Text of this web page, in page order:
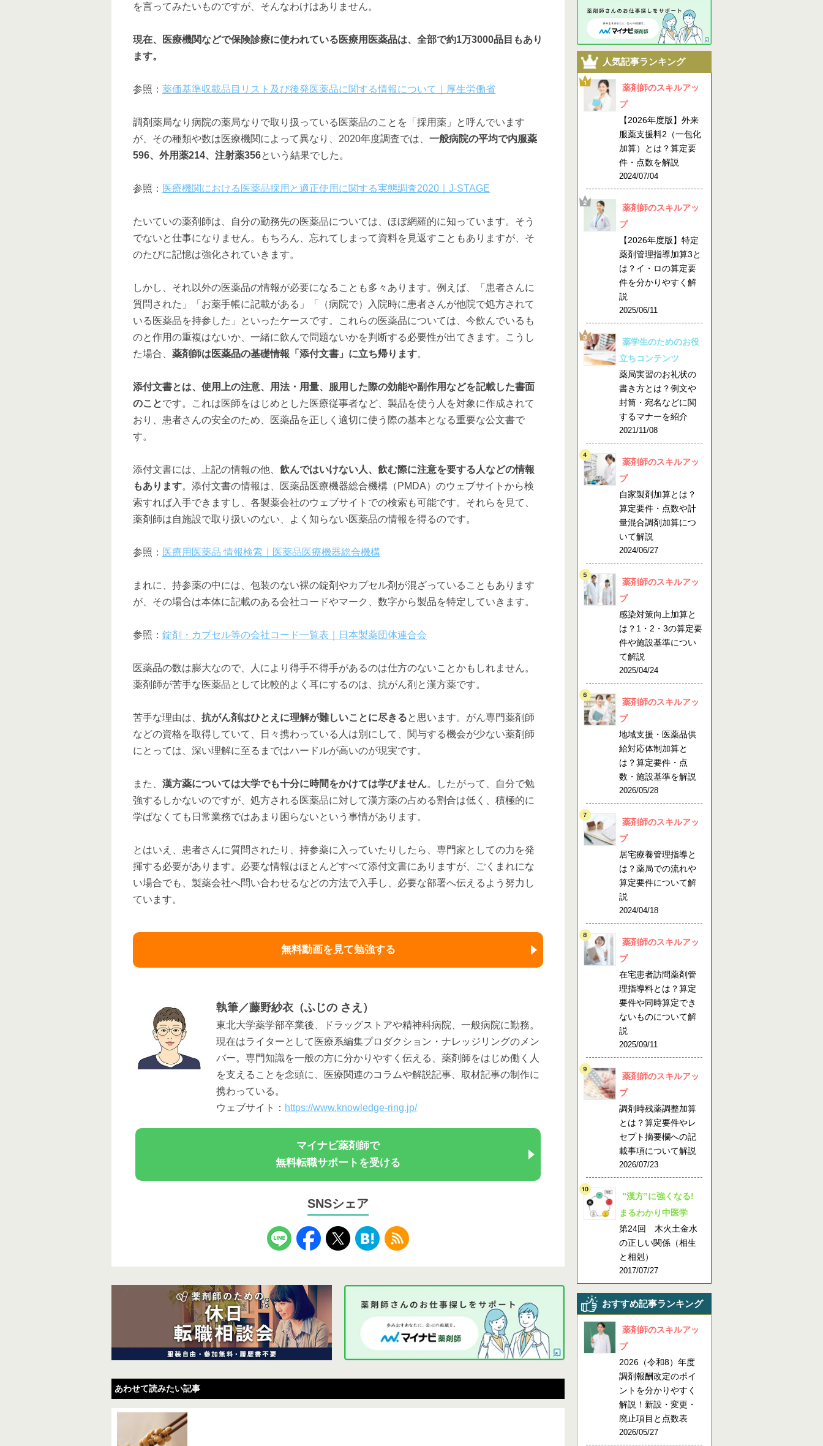
を言ってみたいものですが、そんなわけはありません。
現在、医療機関などで保険診療に使われている医療用医薬品は、全部で約1万3000品目もあり
ます。
参照： 薬価基準収載品目リスト及び後発医薬品に関する情報について｜厚生労働省
調剤薬局なり病院の薬局なりで取り扱っている医薬品のことを「採用薬」と呼んでいます
が、その種類や数は医療機関によって異なり、2020年度調査では、 一般病院の平均で内服薬
596、外用薬214、注射薬356という結果でした。
参照： 医療機関における医薬品採用と適正使用に関する実態調査2020｜J-STAGE
たいていの薬剤師は、自分の勤務先の医薬品については、ほぼ網羅的に知っています。そう
でないと仕事になりません。もちろん、忘れてしまって資料を見返すこともありますが、そ
のたびに記憶は強化されていきます。
しかし、それ以外の医薬品の情報が必要になることも多々あります。例えば、「患者さんに
質問された」「お薬手帳に記載がある」「（病院で）入院時に患者さんが他院で処方されて
いる医薬品を持参した」といったケースです。これらの医薬品については、今飲んでいるも
のと作用の重複はないか、一緒に飲んで問題ないかを判断する必要性が出てきます。こうし
た場合、 薬剤師は医薬品の基礎情報「添付文書」に立ち帰ります。
添付文書とは、使用上の注意、用法・用量、服用した際の効能や副作用などを記載した書面
のことです。これは医師をはじめとした医療従事者など、製品を使う人を対象に作成されて
おり、患者さんの安全のため、医薬品を正しく適切に使う際の基本となる重要な公文書で
す。
添付文書には、上記の情報の他、 飲んではいけない人、飲む際に注意を要する人などの情報
もあります。添付文書の情報は、医薬品医療機器総合機構（PMDA）のウェブサイトから検
索すれば入手できますし、各製薬会社のウェブサイトでの検索も可能です。それらを見て、
薬剤師は自施設で取り扱いのない、よく知らない医薬品の情報を得るのです。
参照： 医療用医薬品 情報検索｜医薬品医療機器総合機構
まれに、持参薬の中には、包装のない裸の錠剤やカプセル剤が混ざっていることもあります
が、その場合は本体に記載のある会社コードやマーク、数字から製品を特定していきます。
参照： 錠剤・カプセル等の会社コード一覧表｜日本製薬団体連合会
医薬品の数は膨大なので、人により得手不得手があるのは仕方のないことかもしれません。
薬剤師が苦手な医薬品として比較的よく耳にするのは、抗がん剤と漢方薬です。
苦手な理由は、 抗がん剤はひとえに理解が難しいことに尽きると思います。がん専門薬剤師
などの資格を取得していて、日々携わっている人は別にして、関与する機会が少ない薬剤師
にとっては、深い理解に至るまではハードルが高いのが現実です。
また、 漢方薬については大学でも十分に時間をかけては学びません。したがって、自分で勉
強するしかないのですが、処方される医薬品に対して漢方薬の占める割合は低く、積極的に
学ばなくても日常業務ではあまり困らないという事情があります。
とはいえ、患者さんに質問されたり、持参薬に入っていたりしたら、専門家としての力を発
揮する必要があります。必要な情報はほとんどすべて添付文書にありますが、ごくまれにな
い場合でも、製薬会社へ問い合わせるなどの方法で入手し、必要な部署へ伝えるよう努力し
ています。
無料動画を見て勉強する
執筆／藤野紗衣（ふじの さえ）
東北大学薬学部卒業後、ドラッグストアや精神科病院、一般病院に勤務。
現在はライターとして医療系編集プロダクション・ナレッジリングのメン
バー。専門知識を一般の方に分かりやすく伝える、薬剤師をはじめ働く人
を支えることを念頭に、医療関連のコラムや解説記事、取材記事の制作に
携わっている。
ウェブサイト： https://www.knowledge-ring.jp/
マイナビ薬剤師で
無料転職サポートを受ける
SNSシェア
あわせて読みたい記事
人気記事ランキング
薬剤師のスキルアッ
プ
【2026年度版】外来
服薬支援料2（一包化
加算）とは？算定要
件・点数を解説
2024/07/04
薬剤師のスキルアッ
プ
【2026年度版】特定
薬剤管理指導加算3と
は？イ・ロの算定要
件を分かりやすく解
説
2025/06/11
薬学生のためのお役
立ちコンテンツ
薬局実習のお礼状の
書き方とは？例文や
封筒・宛名などに関
するマナーを紹介
2021/11/08
薬剤師のスキルアッ
プ
自家製剤加算とは？
算定要件・点数や計
量混合調剤加算につ
いて解説
2024/06/27
薬剤師のスキルアッ
プ
感染対策向上加算と
は？1・2・3の算定要
件や施設基準につい
て解説
2025/04/24
薬剤師のスキルアッ
プ
地域支援・医薬品供
給対応体制加算と
は？算定要件・点
数・施設基準を解説
2026/05/28
薬剤師のスキルアッ
プ
居宅療養管理指導と
は？薬局での流れや
算定要件について解
説
2024/04/18
薬剤師のスキルアッ
プ
在宅患者訪問薬剤管
理指導料とは？算定
要件や同時算定でき
ないものについて解
説
2025/09/11
薬剤師のスキルアッ
プ
調剤時残薬調整加算
とは？算定要件やレ
セプト摘要欄への記
載事項について解説
2026/07/23
”漢方”に強くなる!
まるわかり中医学
第24回 木火土金水
の正しい関係（相生
と相剋）
2017/07/27
おすすめ記事ランキング
薬剤師のスキルアッ
プ
2026（令和8）年度
調剤報酬改定のポイ
ントを分かりやすく
解説！新設・変更・
廃止項目と点数表
2026/05/27